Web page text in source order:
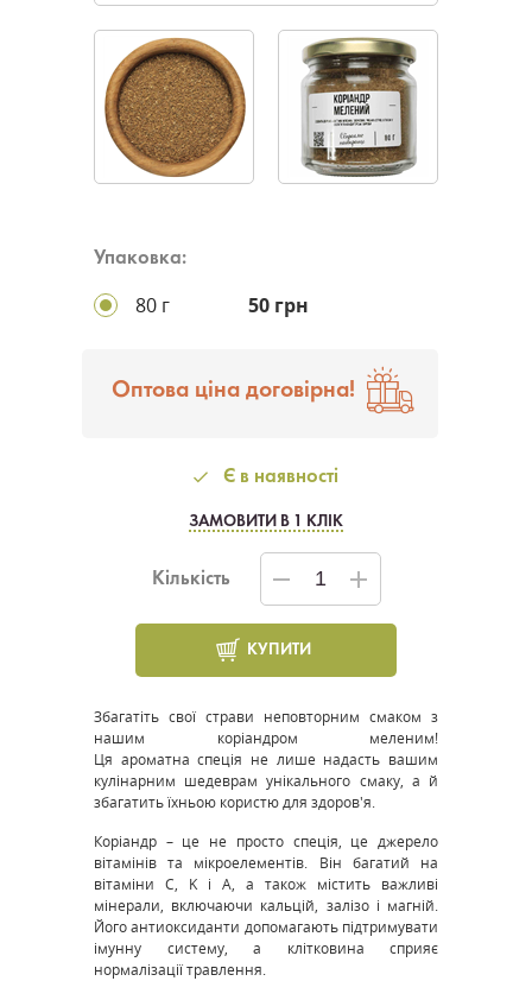
Упаковка:
80 г 50 грн
Оптова ціна договірна!
Є в наявності
ЗАМОВИТИ В 1 КЛІК
Кількість
КУПИТИ
Збагатіть свої страви неповторним смаком з
нашим коріандром меленим!
Ця ароматна спеція не лише надасть вашим
кулінарним шедеврам унікального смаку, а й
збагатить їхньою користю для здоров'я.
Коріандр – це не просто спеція, це джерело
вітамінів та мікроелементів. Він багатий на
вітаміни C, K і A, а також містить важливі
мінерали, включаючи кальцій, залізо і магній.
Його антиоксиданти допомагають підтримувати
імунну систему, а клітковина сприяє
нормалізації травлення.